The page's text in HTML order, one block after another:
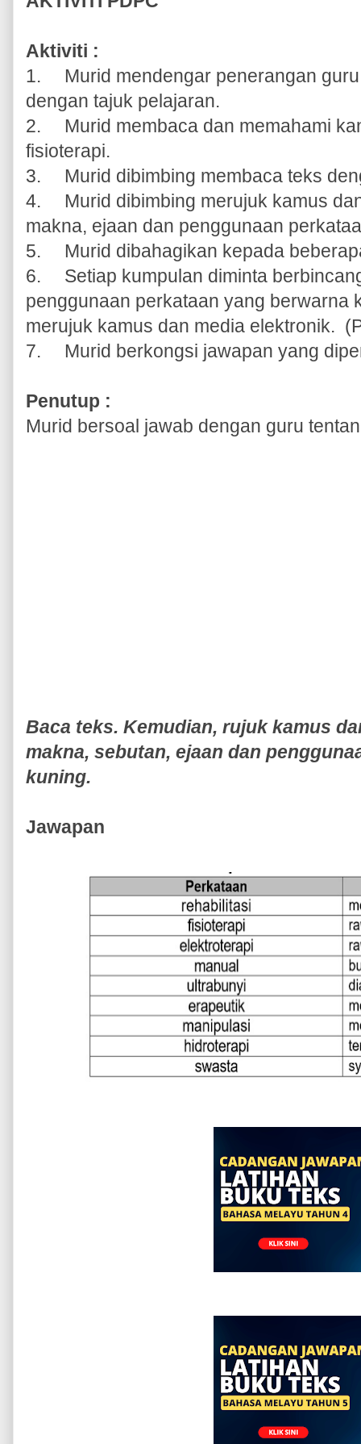
Aktiviti :
1.
Murid mendengar penerangan
dengan tajuk pelajaran.
2.
Murid membaca dan memahami
fisioterapi.
3.
Murid dibimbing membaca teks
4.
Murid dibimbing merujuk kamus
makna, ejaan dan penggunaan
5.
Murid dibahagikan kepada
6.
Setiap kumpulan diminta
penggunaan perkataan yang berwarna
merujuk kamus dan media elektronik.
7.
Murid berkongsi jawapan yang
Penutup :
Murid bersoal jawab dengan guru
Baca teks. Kemudian, rujuk kamus
makna, sebutan, ejaan dan
kuning.
Jawapan